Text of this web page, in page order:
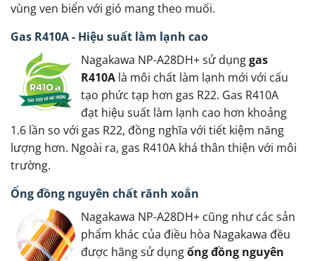
vùng ven biển với gió mang theo muối.
Gas R410A - Hiệu suất làm lạnh cao
Nagakawa NP-A28DH+ sử dụnggas
R410A là môi chất làm lạnh mới với cấu
tạo phức tạp hơn gas R22. Gas R410A
đạt hiệu suất làm lạnh cao hơn khoảng
1.6 lần so với gas R22, đồng nghĩa với tiết kiệm năng
lượng hơn. Ngoài ra, gas R410A khá thân thiện với môi
trường.
Ống đồng nguyên chất rãnh xoắn
Nagakawa NP-A28DH+ cũng như các sản
phẩm khác của điều hòa Nagakawa đều
được hãng sử dụngống đồng nguyên